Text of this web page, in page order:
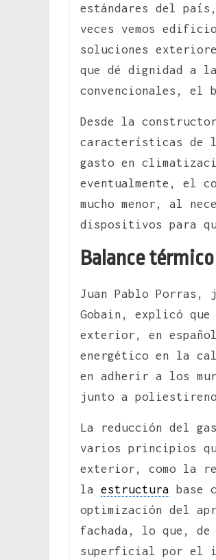
estándares del
veces vemos
soluciones
que dé dignidad a
convencionales, el
Desde la
características de
gasto en
eventualmente, el
mucho menor, al
dispositivos para
Balance térmico
Juan Pablo Porras,
Gobain, explicó
exterior, en
energético en la
en adherir a los
junto a poliestireno
La reducción del
varios principios
exterior, como la
la estructura base
optimización del
fachada, lo que, de
superficial por el